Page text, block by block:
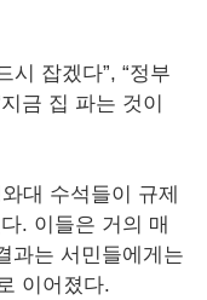
시 잡겠다”, “정부
금 집 파는 것이
대 수석들이 규제
. 이들은 거의 매
과는 서민들에게는
이어졌다.